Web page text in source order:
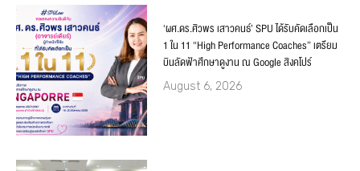
‘ผศ.ดร.ศิวพร เสาวคนธ์’ SPU ได้รับคัดเลือกเป็น
1 ใน 11 “High Performance Coaches” เตรียม
บินลัดฟ้าศึกษาดูงาน ณ Google สิงคโปร์
August 6, 2026